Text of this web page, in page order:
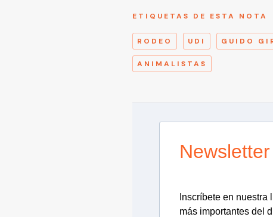
ETIQUETAS DE ESTA NOTA
RODEO UDI GUIDO
ANIMALISTAS
Inscríbete en
más importantes del